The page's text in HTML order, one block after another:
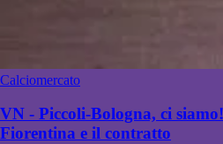
Calciomercato
VN - Piccoli-Bologna, ci
Fiorentina e il contratto